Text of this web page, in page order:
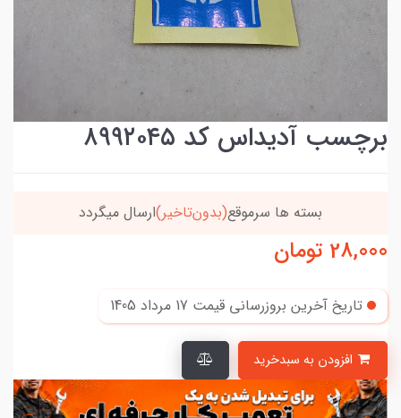
برچسب آدیداس کد ۸۹۹۲۰۴۵
بسته ها سرموقع(بدون‌تاخیر)ارسال میگردد
28,000 تومان
تاریخ آخرین بروزرسانی قیمت 17 مرداد 1405